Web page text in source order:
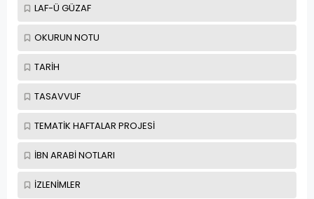
LAF-Ü GÜZAF
OKURUN NOTU
TARİH
TASAVVUF
TEMATİK HAFTALAR PROJESİ
İBN ARABİ NOTLARI
İZLENİMLER